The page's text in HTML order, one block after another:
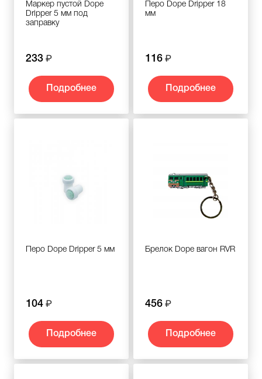
Маркер пустой Dope
Dripper 5 мм под
заправку
233
Подробнее
Перо Dope Dripper 18
мм
116
Подробнее
Перо Dope Dripper 5 мм
104
Подробнее
Брелок Dope вагон RVR
456
Подробнее